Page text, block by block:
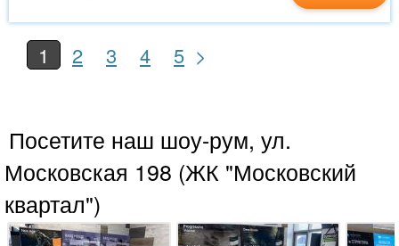
1 2 3 4 5 >
Посетите наш шоу-рум, ул.
Московская 198 (ЖК "Московский
квартал")